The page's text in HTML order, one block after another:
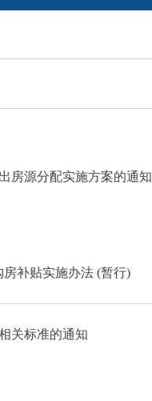
房源分配实施方案的通知
房补贴实施办法 (暂行)
关标准的通知